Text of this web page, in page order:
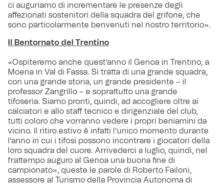
ci auguriamo di incrementare le presenze degli
affezionati sostenitori della squadra del grifone, che
sono particolarmente benvenuti nel nostro territorio».
Il Bentornato del Trentino
«Ospiteremo anche quest’anno il Genoa in Trentino, a
Moena in Val di Fassa. Si tratta di una grande squadra,
con una grande storia, un grande presidente – il
professor Zangrillo – e soprattutto una grande
tifoseria. Siamo pronti, quindi, ad accogliere oltre ai
calciatori e allo staff tecnico e dirigenziale del club,
tutti coloro che vorranno vedere i propri beniamini da
vicino. Il ritiro estivo è infatti l’unico momento durante
l’anno in cui i tifosi possono incontrare i giocatori della
loro squadra del cuore. Arrivederci a luglio, quindi, nel
frattempo auguro al Genoa una buona fine di
campionato», queste le parole di Roberto Failoni,
assessore al Turismo della Provincia Autonoma di